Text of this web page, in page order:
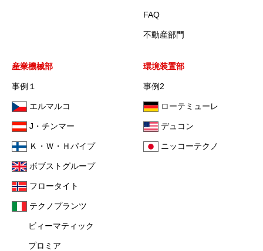
FAQ
不動産部門
産業機械部
事例１
エルマルコ
J・チンマー
Ｋ・Ｗ・Ｈパイプ
ボブストグループ
フロータイト
テクノプランツ
ビィーマティック
プロミア
環境装置部
事例2
ローテミューレ
デュコン
ニッコーテクノ